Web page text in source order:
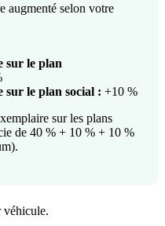
augmenté selon votre
sur le plan
sur le plan social : +10 %
sur les plans
de 40 % + 10 % + 10 %
véhicule.